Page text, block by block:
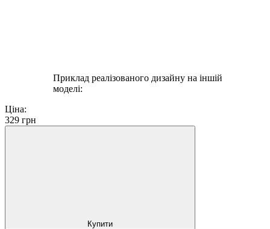
Приклад реалізованого дизайну на іншій
моделі:
Ціна:
329 грн
Купити